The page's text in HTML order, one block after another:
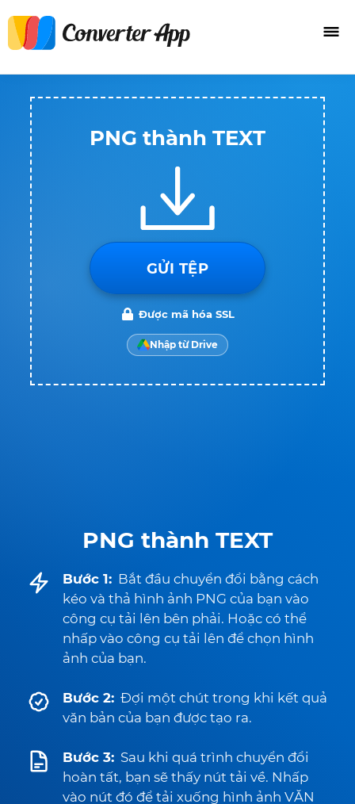
PNG thành TEXT
Bước 1: Bắt đầu chuyển đổi bằng cách
kéo và thả hình ảnh PNG của bạn vào
công cụ tải lên bên phải. Hoặc có thể
nhấp vào công cụ tải lên để chọn hình
ảnh của bạn.
Bước 2: Đợi một chút trong khi kết quả
văn bản của bạn được tạo ra.
Bước 3: Sau khi quá trình chuyển đổi
hoàn tất, bạn sẽ thấy nút tải về. Nhấp
vào nút đó để tải xuống hình ảnh VĂN
PNG thành TEXT
GỬI TỆP
Được mã hóa SSL
Nhập từ Drive